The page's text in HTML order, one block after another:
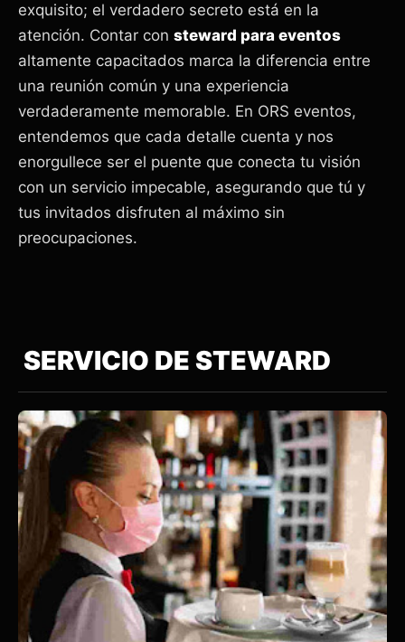
exquisito; el verdadero secreto está en la
atención. Contar con steward para eventos
altamente capacitados marca la diferencia entre
una reunión común y una experiencia
verdaderamente memorable. En ORS eventos,
entendemos que cada detalle cuenta y nos
enorgullece ser el puente que conecta tu visión
con un servicio impecable, asegurando que tú y
tus invitados disfruten al máximo sin
preocupaciones.
SERVICIO DE STEWARD